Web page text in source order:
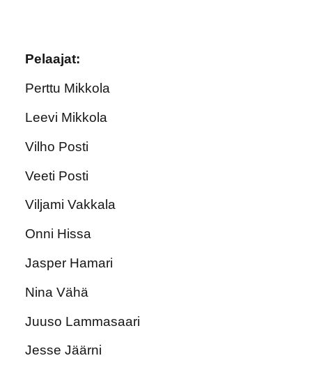
Pelaajat:
Perttu Mikkola
Leevi Mikkola
Vilho Posti
Veeti Posti
Viljami Vakkala
Onni Hissa
Jasper Hamari
Nina Vähä
Juuso Lammasaari
Jesse Jäärni